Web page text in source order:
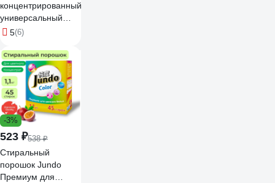
концентрированный
универсальный
гипоаллергенный
SYNERGETIC 20
стирок 109003avt
5(6)
-3%
523 ₽538 ₽
Стиральный
порошок Jundo
Премиум для